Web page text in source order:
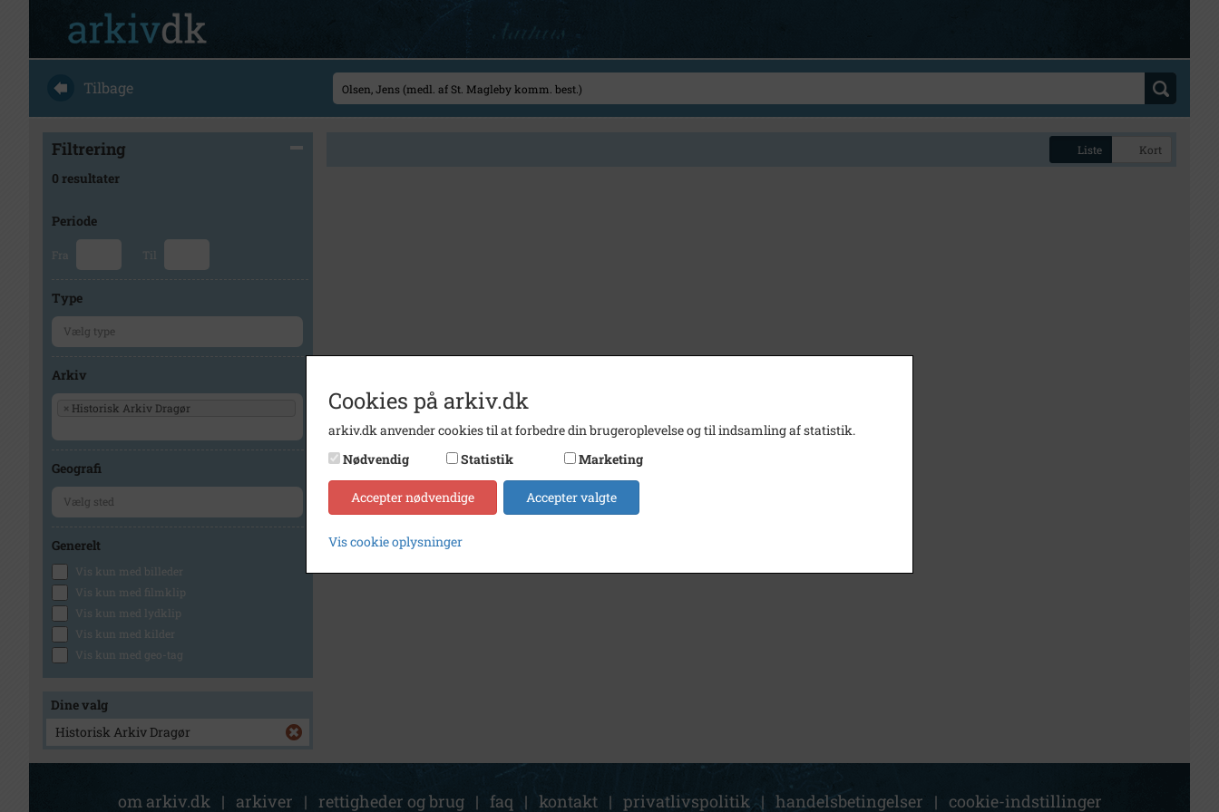
Tilbage
Filtrering
0 resultater
Periode
Fra Til
Type
Arkiv
× Historisk Arkiv Dragør
Geografi
Generelt
Vis kun med billeder
Vis kun med filmklip
Vis kun med lydklip
Vis kun med kilder
Vis kun med geo-tag
Dine valg
Historisk Arkiv Dragør
Liste Kort
om arkiv.dk | arkiver | rettigheder og brug | faq | kontakt | privatlivspolitik | handelsbetingelser | cookie-indstillinger
Cookies på arkiv.dk
arkiv.dk anvender cookies til at forbedre din brugeroplevelse og til indsamling af statistik.
Nødvendig
Statistik Marketing
Accepter nødvendige Accepter valgte
Vis cookie oplysninger